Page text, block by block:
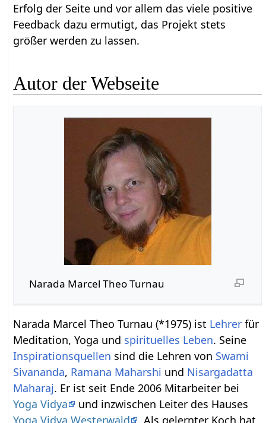
Erfolg der Seite und vor allem das viele positive
Feedback dazu ermutigt, das Projekt stets
größer werden zu lassen.
Autor der Webseite
Narada Marcel Theo Turnau
Narada Marcel Theo Turnau (*1975) ist Lehrer für
Meditation, Yoga und spirituelles Leben. Seine
Inspirationsquellen sind die Lehren von Swami
Sivananda, Ramana Maharshi und Nisargadatta
Maharaj. Er ist seit Ende 2006 Mitarbeiter bei
Yoga Vidya
und inzwischen Leiter des Hauses
Yoga Vidya Westerwald
. Als gelernter Koch hat